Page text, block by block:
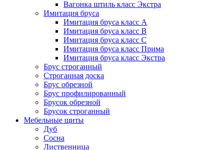
Вагонка штиль класс Экстра
Имитация бруса
Имитация бруса класс А
Имитация бруса класс B
Имитация бруса класс C
Имитация бруса класс Прима
Имитация бруса класс Экстра
Брус строганный
Строганная доска
Брус обрезной
Брус профилированный
Брусок обрезной
Брусок строганный
Мебельные щиты
Дуб
Сосна
Лиственница